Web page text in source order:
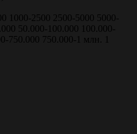
1000-2500 2500-5000 5000-
50.000-100.000 100.000-
750.000 750.000-1 млн.
1